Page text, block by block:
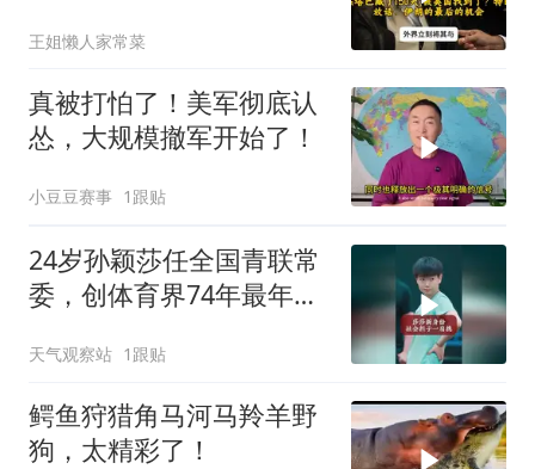
王姐懒人家常菜
真被打怕了！美军彻底认
怂，大规模撤军开始了！
小豆豆赛事 1跟贴
24岁孙颖莎任全国青联常
委，创体育界74年最年轻
天气观察站 1跟贴
鳄鱼狩猎角马河马羚羊野
狗，太精彩了！